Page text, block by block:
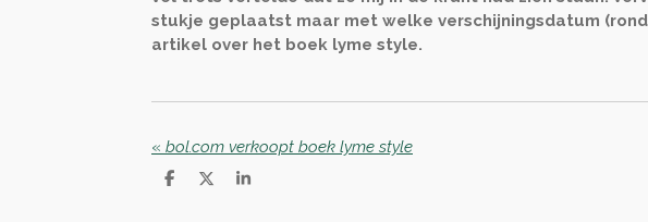
stukje geplaatst maar met welke verschijningsdatum
artikel over het boek lyme style.
« bol.com verkoopt boek lyme style
D
D
S